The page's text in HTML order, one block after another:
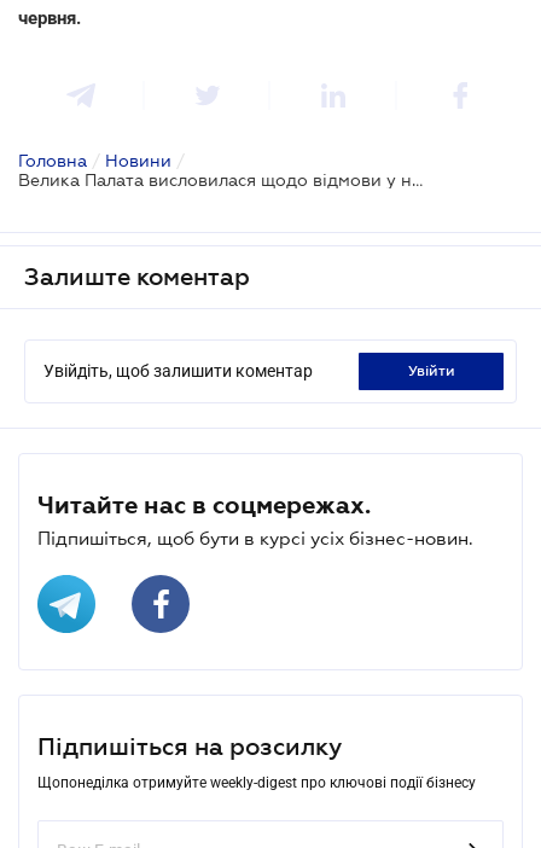
червня.
Головна / Новини /
Велика Палата висловилася щодо відмови у наданні земельної ділянки у користування
Залиште коментар
Увійдіть, щоб залишити коментар увійти
Читайте нас в соцмережах.
Підпишіться, щоб бути в курсі усіх бізнес-новин.
Підпишіться на розсилку
Щопонеділка отримуйте weekly-digest про ключові події бізнесу